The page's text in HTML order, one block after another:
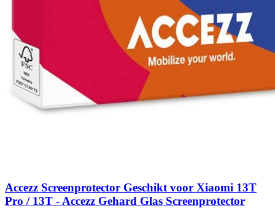
Accezz Screenprotector Geschikt voor Xiaomi 13T
Pro / 13T - Accezz Gehard Glas Screenprotector